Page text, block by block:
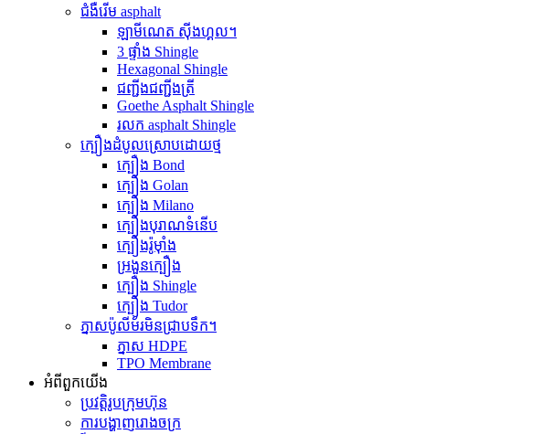
ជំងឺរើម asphalt
ឡាមីណេត ស៊ីងហ្គល។
3 ផ្ទាំង Shingle
Hexagonal Shingle
ជញ្ជីងជញ្ជីងត្រី
Goethe Asphalt Shingle
រលក asphalt Shingle
ក្បឿងដំបូលស្រោបដោយថ្ម
ក្បឿង Bond
ក្បឿង Golan
ក្បឿង Milano
ក្បឿងបុរាណទំនើប
ក្បឿងរ៉ូម៉ាំង
អ្រងួនក្បឿង
ក្បឿង Shingle
ក្បឿង Tudor
ភ្នាសប៉ូលីម័រមិនជ្រាបទឹក។
ភ្នាស HDPE
TPO Membrane
អំពីពួកយើង
ប្រវត្តិរូបក្រុមហ៊ុន
ការបង្ហាញរោងចក្រ